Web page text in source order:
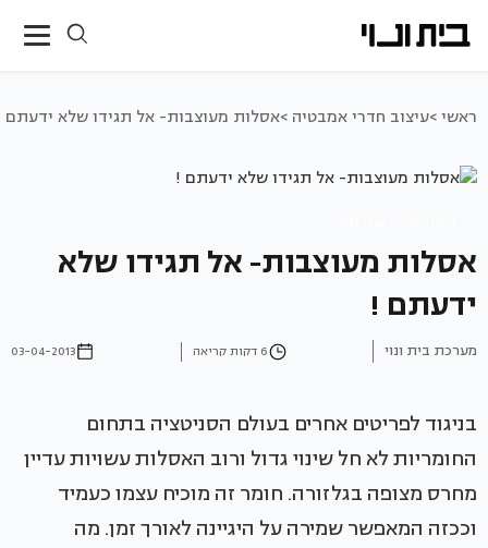
ראשי >עיצוב חדרי אמבטיה >אסלות מעוצבות- אל תגידו שלא ידעתם
אסלות מעוצבות- אל תגידו שלא
ידעתם !
מערכת בית ונוי 6 דקות קריאה 03-04-2013
בניגוד לפריטים אחרים בעולם הסניטציה בתחום
החומריות לא חל שינוי גדול ורוב האסלות עשויות עדיין
מחרס מצופה בגלזורה. חומר זה מוכיח עצמו כעמיד
וככזה המאפשר שמירה על היגיינה לאורך זמן. מה